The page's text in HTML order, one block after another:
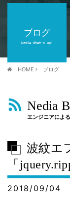
ブログ
Nedia What's up!
HOME ブログ
Nedia
エンジニアによ
波紋エ
「
2018/09/04